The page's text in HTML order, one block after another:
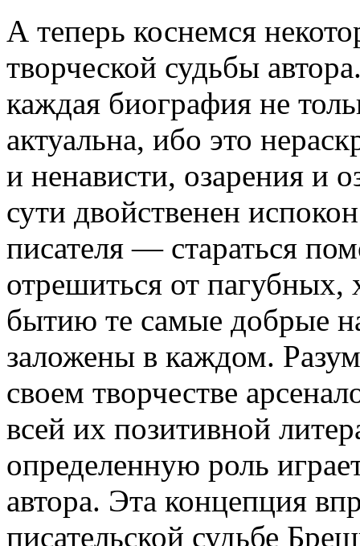
А теперь коснемся
творческой судьбы
каждая биография не
актуальна, ибо это
и ненависти, озарения и
сути двойственен
писателя — стараться
отрешиться от пагубных,
бытию те самые добрые
заложены в каждом.
своем творчестве
всей их позитивной
определенную роль
автора. Эта концепция
писательской судьбе